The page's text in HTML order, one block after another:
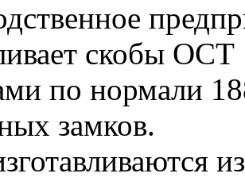
скобы
по нормали
замков.